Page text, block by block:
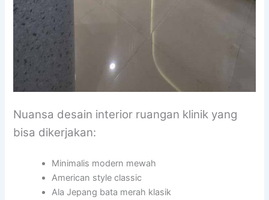
Nuansa desain interior ruangan klinik yang
bisa dikerjakan:
Minimalis modern mewah
American style classic
Ala Jepang bata merah klasik